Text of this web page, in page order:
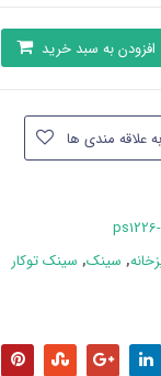
افزودن به سبد خرید
علاقه مندی ها
, سینک, سینک توکار